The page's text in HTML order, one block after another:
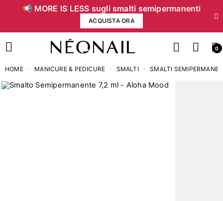
📢 MORE IS LESS sugli smalti semipermanenti
ACQUISTA ORA
0
HOME MANICURE & PEDICURE SMALTI SMALTI